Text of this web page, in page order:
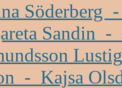
Söderberg
Sandin -
- Kajsa